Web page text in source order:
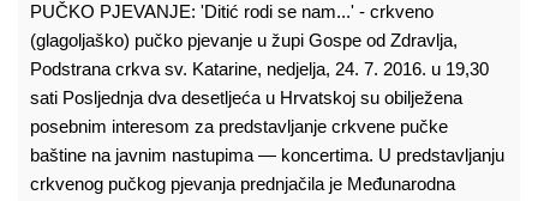
PUČKO PJEVANJE: 'Ditić rodi se nam...' - crkveno
(glagoljaško) pučko pjevanje u župi Gospe od Zdravlja,
Podstrana crkva sv. Katarine, nedjelja, 24. 7. 2016. u 19,30
sati Posljednja dva desetljeća u Hrvatskoj su obilježena
posebnim interesom za predstavljanje crkvene pučke
baštine na javnim nastupima — koncertima. U predstavljanju
crkvenog pučkog pjevanja prednjačila je Međunarodna